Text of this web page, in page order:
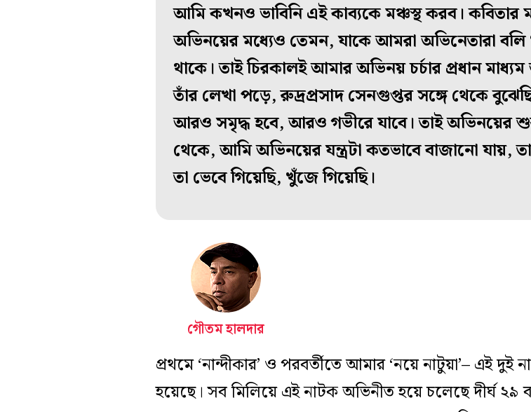
আমি কখনও ভাবিনি এই কাব‍্যকে মঞ্চস্থ করব। কবিতার
অভিনয়ের মধ্যেও তেমন, যাকে আমরা অভিনেতারা বলি
থাকে। তাই চিরকালই আমার অভিনয় চর্চার প্রধান
তাঁর লেখা পড়ে, রুদ্রপ্রসাদ সেনগুপ্তর সঙ্গে থেকে
আরও সমৃদ্ধ হবে, আরও গভীরে যাবে। তাই অভিনয়ের
থেকে, আমি অভিনয়ের যন্ত্রটা কতভাবে বাজানো যায়,
তা ভেবে গিয়েছি, খুঁজে গিয়েছি।
গৌতম হালদার
প্রথমে ‘নান্দীকার’ ও পরবর্তীতে আমার ‘নয়ে নাটুয়া’– এই দুই
হয়েছে। সব মিলিয়ে এই নাটক অভিনীত হয়ে চলেছে দীর্ঘ